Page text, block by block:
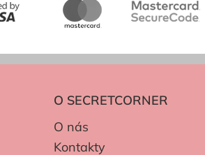
O SECRETCORNER
O nás
Kontakty